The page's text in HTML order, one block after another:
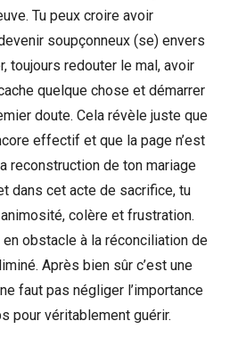
Tu peux croire avoir
soupçonneux (se) envers
toujours redouter le mal, avoir
quelque chose et démarrer
doute. Cela révèle juste que
effectif et que la page n’est
reconstruction de ton mariage
dans cet acte de sacrifice, tu
colère et frustration.
obstacle à la réconciliation de
Après bien sûr c’est une
faut pas négliger l’importance
pour véritablement guérir.